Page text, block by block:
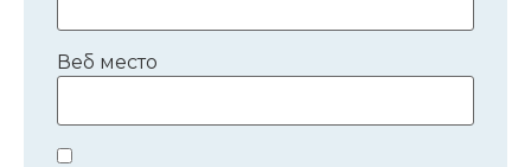
Веб место